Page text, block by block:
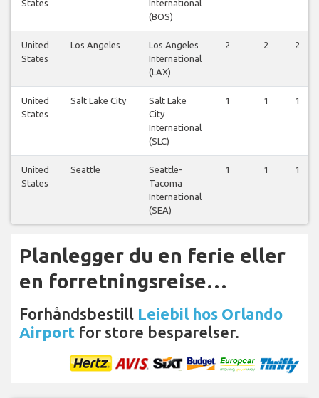
States
International
(BOS)
United
States
Los Angeles
Los Angeles
International
(LAX)
2 2 2
United
States
Salt Lake City
Salt Lake
City
International
(SLC)
1 1 1
United
States
Seattle
Seattle-
Tacoma
International
(SEA)
1 1 1
Planlegger du en ferie eller
en forretningsreise…
Forhåndsbestill Leiebil hos Orlando
Airport for store besparelser.